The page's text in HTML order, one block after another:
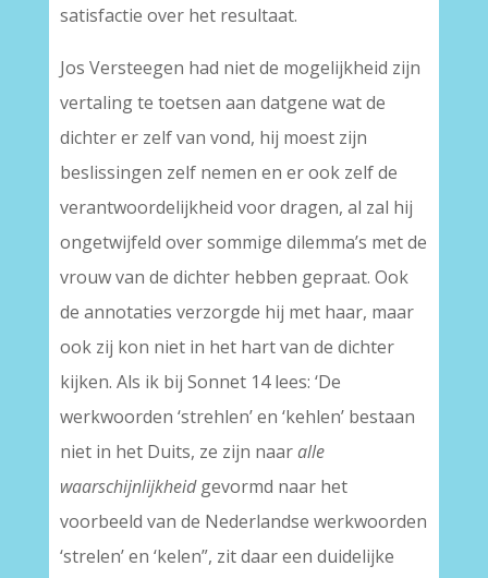
satisfactie over het resultaat.
Jos Versteegen had niet de mogelijkheid zijn
vertaling te toetsen aan datgene wat de
dichter er zelf van vond, hij moest zijn
beslissingen zelf nemen en er ook zelf de
verantwoordelijkheid voor dragen, al zal hij
ongetwijfeld over sommige dilemma’s met de
vrouw van de dichter hebben gepraat. Ook
de annotaties verzorgde hij met haar, maar
ook zij kon niet in het hart van de dichter
kijken. Als ik bij Sonnet 14 lees: ‘De
werkwoorden ‘strehlen’ en ‘kehlen’ bestaan
niet in het Duits, ze zijn naaralle
waarschijnlijkheidgevormd naar het
voorbeeld van de Nederlandse werkwoorden
‘strelen’ en ‘kelen”, zit daar een duidelijke